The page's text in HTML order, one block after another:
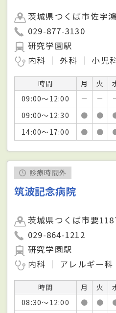
茨城県つくば市佐字
029-877-3130
研究学園駅
内科
外科 小児
時間 月 火
09:00～12:00
－ －
09:00～12:30
● ●
14:00～17:00
● ●
診療時間外
筑波記念病院
茨城県つくば市要
029-864-1212
研究学園駅
内科
アレルギー科
時間 月 火
08:30～12:00
● ●